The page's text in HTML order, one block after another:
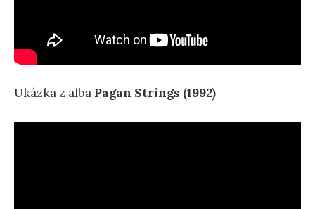
Ukázka z alba Pagan Strings (1992)